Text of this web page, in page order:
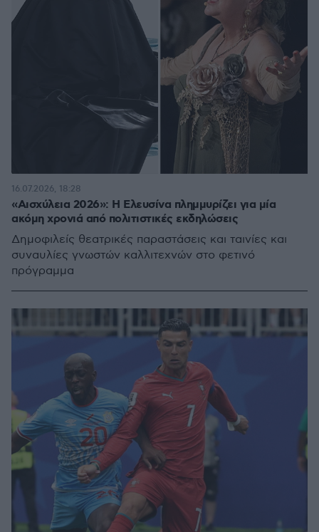
«Αισχύλεια 2026»: Η Ελευσίνα πλημμυρίζει για μία
ακόμη χρονιά από πολιτιστικές εκδηλώσεις
Δημοφιλείς θεατρικές παραστάσεις και ταινίες και
συναυλίες γνωστών καλλιτεχνών στο φετινό
πρόγραμμα
16.07.2026, 18:28